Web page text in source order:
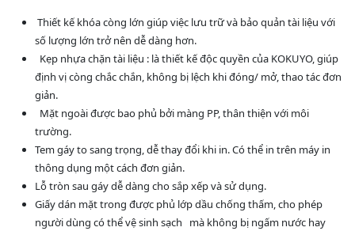
Thiết kế khóa còng lớn giúp việc lưu trữ và bảo quản tài liệu với
số lượng lớn trở nên dễ dàng hơn.
Kẹp nhựa chặn tài liệu : là thiết kế độc quyền của KOKUYO, giúp
định vị còng chắc chắn, không bị lệch khi đóng/ mở, thao tác đơn
giản.
Mặt ngoài được bao phủ bởi màng PP, thân thiện với môi
trường.
Tem gáy to sang trọng, dễ thay đổi khi in. Có thể in trên máy in
thông dụng một cách đơn giản.
Lỗ tròn sau gáy dễ dàng cho sắp xếp và sử dụng.
Giấy dán mặt trong được phủ lớp dầu chống thấm, cho phép
người dùng có thể vệ sinh sạch mà không bị ngấm nước hay